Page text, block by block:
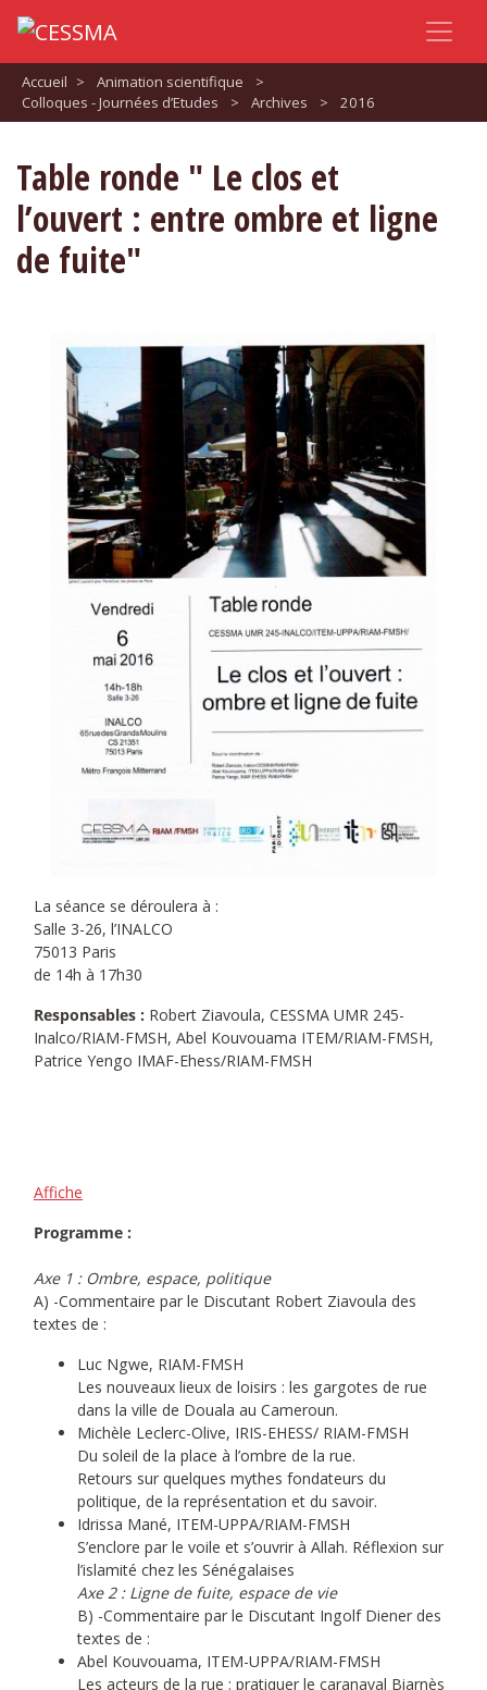
Accueil > Animation scientifique
>
Colloques - Journées d’Etudes
> Archives > 2016
Table ronde " Le clos et
l’ouvert : entre ombre et ligne
de fuite"
La séance se déroulera à :
Salle 3-26, l’INALCO
75013 Paris
de 14h à 17h30
Responsables : Robert Ziavoula, CESSMA UMR 245-
Inalco/RIAM-FMSH, Abel Kouvouama ITEM/RIAM-FMSH,
Patrice Yengo IMAF-Ehess/RIAM-FMSH
Affiche
Programme :
Axe 1 : Ombre, espace, politique
A) -Commentaire par le Discutant Robert Ziavoula des
textes de :
Luc Ngwe, RIAM-FMSH
Les nouveaux lieux de loisirs : les gargotes de rue
dans la ville de Douala au Cameroun.
Michèle Leclerc-Olive, IRIS-EHESS/ RIAM-FMSH
Du soleil de la place à l’ombre de la rue.
Retours sur quelques mythes fondateurs du
politique, de la représentation et du savoir.
Idrissa Mané, ITEM-UPPA/RIAM-FMSH
S’enclore par le voile et s’ouvrir à Allah. Réflexion sur
l’islamité chez les Sénégalaises
Axe 2 : Ligne de fuite, espace de vie
B) -Commentaire par le Discutant Ingolf Diener des
textes de :
Abel Kouvouama, ITEM-UPPA/RIAM-FMSH
Les acteurs de la rue : pratiquer le caranaval Biarnès